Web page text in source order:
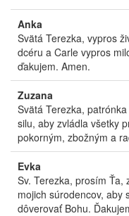
Anka
Svätá Terezka, vypros
dcéru a Carle vypros
ďakujem. Amen.
Zuzana
Svätá Terezka,
silu, aby zvládla všetky
pokorným, zbožným a
Evka
Sv. Terezka, prosím Ťa,
mojich súrodencov, aby
dôverovať Bohu.